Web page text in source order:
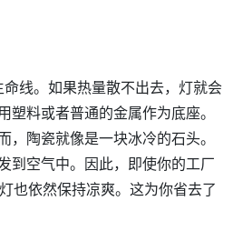
线。如果热量散不出去，灯就会
塑料或者普通的金属作为底座。
，陶瓷就像是一块冰冷的石头。
到空气中。因此，即使你的工厂
也依然保持凉爽。这为你省去了